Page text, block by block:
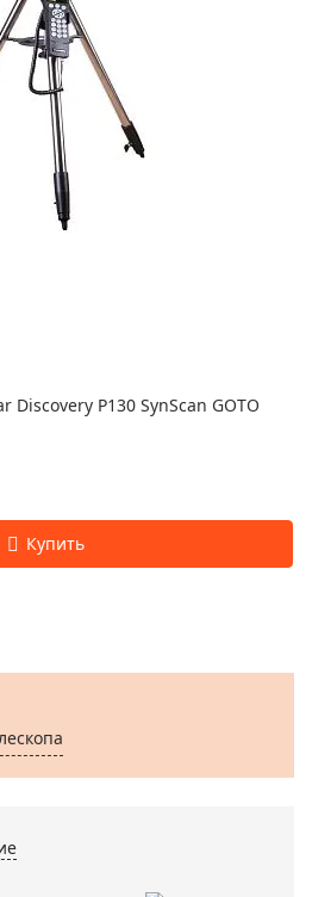
Discovery P130 SynScan GOTO